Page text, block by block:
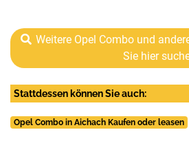
Weitere Opel Combo und
Sie hier
Stattdessen können Sie auch:
Opel Combo in Aichach Kaufen oder leasen